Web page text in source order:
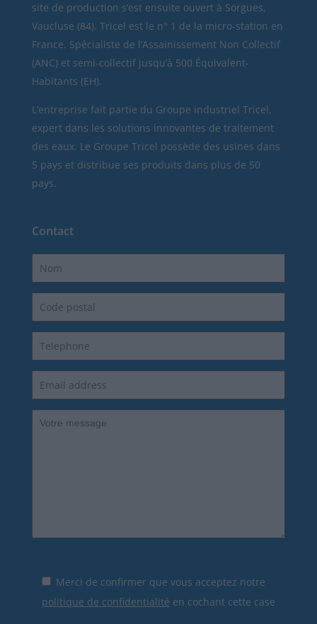
site de production s’est ensuite ouvert à Sorgues,
Vaucluse (84). Tricel est le n° 1 de la micro-station en
France. Spécialiste de l’Assainissement Non Collectif
(ANC) et semi-collectif jusqu’à 500 Équivalent-
Habitants (EH).
L’entreprise fait partie du Groupe industriel Tricel,
expert dans les solutions innovantes de traitement
des eaux. Le Groupe Tricel possède des usines dans
5 pays et distribue ses produits dans plus de 50
pays.
Contact
Merci de confirmer que vous acceptez notre
politique de confidentialité en cochant cette case